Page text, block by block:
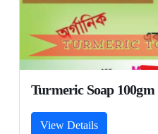
Turmeric Soap 100gm
View Details